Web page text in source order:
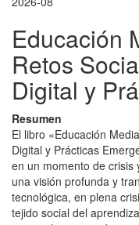
Educación
Retos
Digital y
Resumen
El libro «Educación
Digital y Prácticas
en un momento de crisis
una visión profunda y
tecnológica, en plena
tejido social del